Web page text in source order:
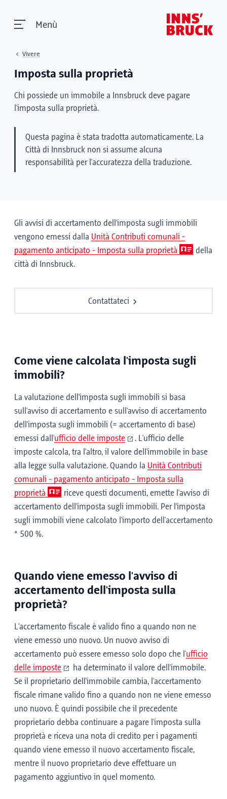
Menù
Vivere
Imposta sulla proprietà
Chi possiede un immobile a Innsbruck deve pagare
l'imposta sulla proprietà.
Questa pagina è stata tradotta automaticamente. La
Città di Innsbruck non si assume alcuna
responsabilità per l'accuratezza della traduzione.
Gli avvisi di accertamento dell'imposta sugli immobili
vengono emessi dalla Unità Contributi comunali -
pagamento anticipato - Imposta sulla proprietà
della
città di Innsbruck.
Contattateci
Come viene calcolata l'imposta sugli
immobili?
La valutazione dell'imposta sugli immobili si basa
sull'avviso di accertamento e sull'avviso di accertamento
dell'imposta sugli immobili (= accertamento di base)
emessi dall'ufficio delle imposte
. L'ufficio delle
imposte calcola, tra l'altro, il valore dell'immobile in base
alla legge sulla valutazione. Quando la Unità Contributi
comunali - pagamento anticipato - Imposta sulla
proprietà
riceve questi documenti, emette l'avviso di
accertamento dell'imposta sugli immobili. Per l'imposta
sugli immobili viene calcolato l'importo dell'accertamento
* 500 %.
Quando viene emesso l'avviso di
accertamento dell'imposta sulla
proprietà?
L'accertamento fiscale è valido fino a quando non ne
viene emesso uno nuovo. Un nuovo avviso di
accertamento può essere emesso solo dopo che l'ufficio
delle imposte
ha determinato il valore dell'immobile.
Se il proprietario dell'immobile cambia, l'accertamento
fiscale rimane valido fino a quando non ne viene emesso
uno nuovo. È quindi possibile che il precedente
proprietario debba continuare a pagare l'imposta sulla
proprietà e riceva una nota di credito per i pagamenti
quando viene emesso il nuovo accertamento fiscale,
mentre il nuovo proprietario deve effettuare un
pagamento aggiuntivo in quel momento.